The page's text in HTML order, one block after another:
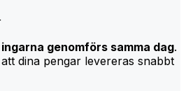
ingarna genomförs samma dag.
dina pengar levereras snabbt